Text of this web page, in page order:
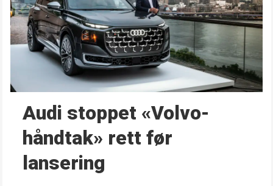
Audi stoppet «Volvo-
håndtak» rett før
lansering